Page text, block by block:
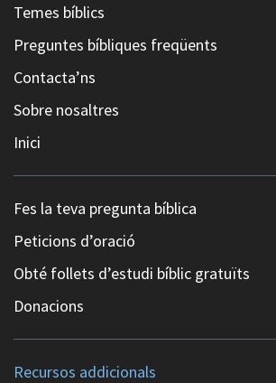
Temes bíblics
Preguntes bíbliques freqüents
Contacta’ns
Sobre nosaltres
Inici
Fes la teva pregunta bíblica
Peticions d’oració
Obté follets d’estudi bíblic gratuïts
Donacions
Recursos addicionals